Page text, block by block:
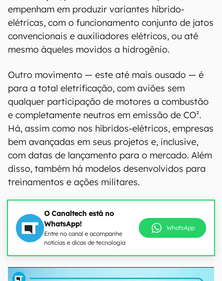
empenham em produzir variantes híbrido-
elétricas, com o funcionamento conjunto de jatos
convencionais e auxiliadores elétricos, ou até
mesmo àqueles movidos a hidrogênio.
Outro movimento — este até mais ousado — é
para a total eletrificação, com aviões sem
qualquer participação de motores a combustão
e completamente neutros em emissão de CO².
Há, assim como nos híbridos-elétricos, empresas
bem avançadas em seus projetos e, inclusive,
com datas de lançamento para o mercado. Além
disso, também há modelos desenvolvidos para
treinamentos e ações militares.
O Canaltech está no
WhatsApp!
Entre no canal e acompanhe
notícias e dicas de tecnologia
WhatsApp